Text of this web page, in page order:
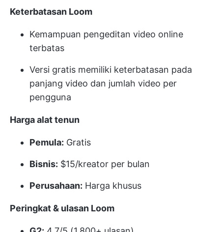
Keterbatasan Loom
Kemampuan pengeditan video online
terbatas
Versi gratis memiliki keterbatasan pada
panjang video dan jumlah video per
pengguna
Harga alat tenun
Pemula: Gratis
Bisnis: $15/kreator per bulan
Perusahaan: Harga khusus
Peringkat & ulasan Loom